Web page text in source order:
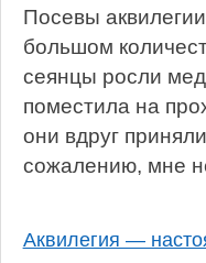
Посевы
большом
сеянцы росли
поместила на
они вдруг
сожалению, мне
Аквилегия —